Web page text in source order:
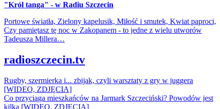
"Król tanga" - w Radiu Szczecin
Portowe światła, Zielony kapelusik, Miłość i smutek, Kwiat paproci,
Czy pamiętasz tę noc w Zakopanem - to jedne z wielu utworów
Tadeusza Millera…
radioszczecin.tv
Rugby, szermierka i... zbijak, czyli warsztaty z gry w juggera
[WIDEO, ZDJĘCIA]
Co przyciąga mieszkańców na Jarmark Szczeciński? Powodów jest
kilka [WIDEO, ZDJĘCIA]